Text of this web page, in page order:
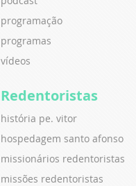
programação
programas
vídeos
Redentoristas
história pe. vitor
hospedagem santo afonso
missionários redentoristas
missões redentoristas